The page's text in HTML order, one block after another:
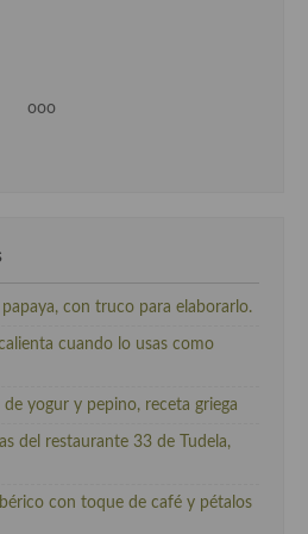
ooo
con truco para elaborarlo.
cuando lo usas como
de yogur y pepino, receta griega
del restaurante 33 de Tudela,
con toque de café y pétalos